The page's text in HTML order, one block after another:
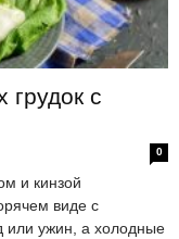
грудок с
0
и кинзой
виде с
или ужин, а холодные